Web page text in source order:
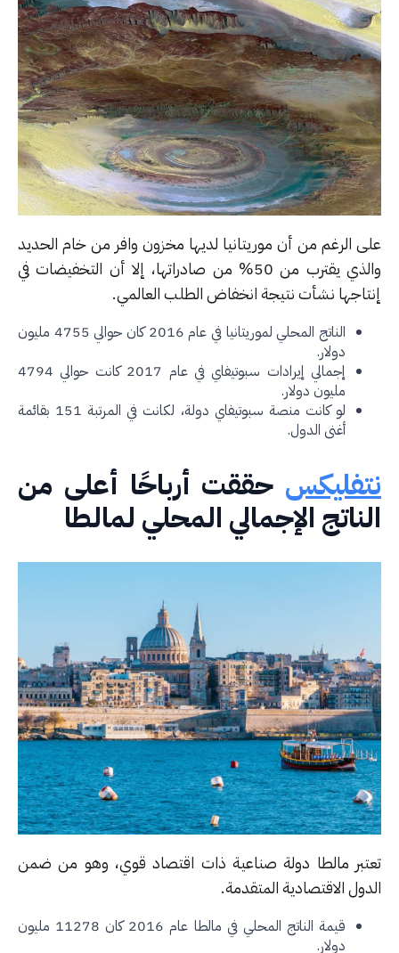
الرغم من أن موريتانيا لديها مخزون وافر من خام الحديد
والذي يقترب من 50% من صادراتها، إلا أن التخفيضات في
نشأت نتيجة انخفاض الطلب العالمي.
الناتج المحلي لموريتانيا في عام 2016 كان حوالي 4755 مليون
إجمالي إيرادات سبوتيفاي في عام 2017 كانت حوالي 4794
مليون دولار.
لو كانت منصة سبوتيفاي دولة، لكانت في المرتبة 151 بقائمة
أغنى الدول.
حققت أرباحًا أعلى من
الإجمالي المحلي لمالطا
مالطا دولة صناعية ذات اقتصاد قوي، وهو من ضمن
الاقتصادية المتقدمة.
قيمة الناتج المحلي في مالطا عام 2016 كان 11278 مليون